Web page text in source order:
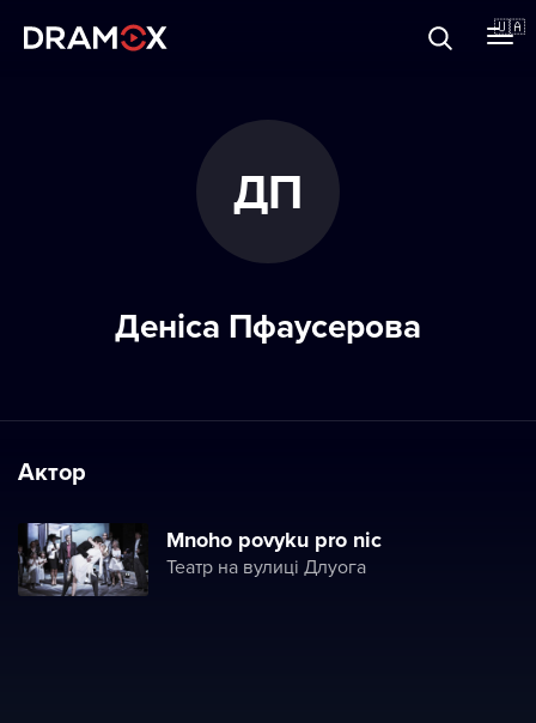
🇺🇦
Зареєструватися
ДП
Деніса Пфаусерова
Актор
Mnoho povyku pro nic
Театр на вулиці Длуога